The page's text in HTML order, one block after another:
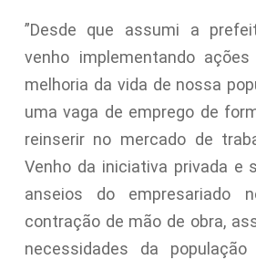
”Desde que assumi a
venho implementando
melhoria da vida de nossa
uma vaga de emprego de
reinserir no mercado de
Venho da iniciativa privada e
anseios do empresariado
contração de mão de obra,
necessidades da